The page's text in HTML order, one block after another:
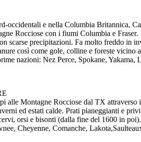
occidentali e nella Columbia Britannica,
Rocciose con i fiumi Columbia e Fraser.
scarse precipitazioni. Fa molto freddo in
così come gole, colline e foreste vicino
nazioni: Nez Perce, Spokane, Yakama,
alle Montagne Rocciose dal TX attraverso
ed estati calde. Prati pianeggianti e
orsi e bisonti (dalla fine del 1600 in
Cheyenne, Comanche,